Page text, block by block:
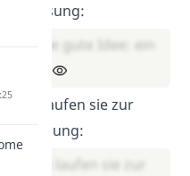
→ Lösung:
hat eine gute Idee: ein
Stiel!
laufen sie zur
→ Lösung:
Freude laufen sie zur